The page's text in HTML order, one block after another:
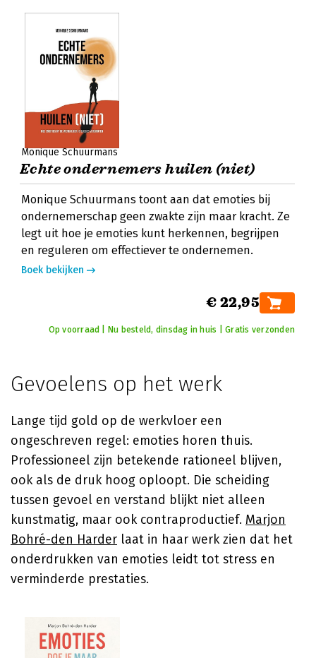
Monique Schuurmans
Echte ondernemers huilen (niet)
Monique Schuurmans toont aan dat emoties bij
ondernemerschap geen zwakte zijn maar kracht. Ze
legt uit hoe je emoties kunt herkennen, begrijpen
en reguleren om effectiever te ondernemen.
Boek bekijken
€ 22,95
Op voorraad | Nu besteld, dinsdag in huis | Gratis verzonden
Gevoelens op het werk
Lange tijd gold op de werkvloer een
ongeschreven regel: emoties horen thuis.
Professioneel zijn betekende rationeel blijven,
ook als de druk hoog oploopt. Die scheiding
tussen gevoel en verstand blijkt niet alleen
kunstmatig, maar ook contraproductief. Marjon
Bohré-den Harder laat in haar werk zien dat het
onderdrukken van emoties leidt tot stress en
verminderde prestaties.